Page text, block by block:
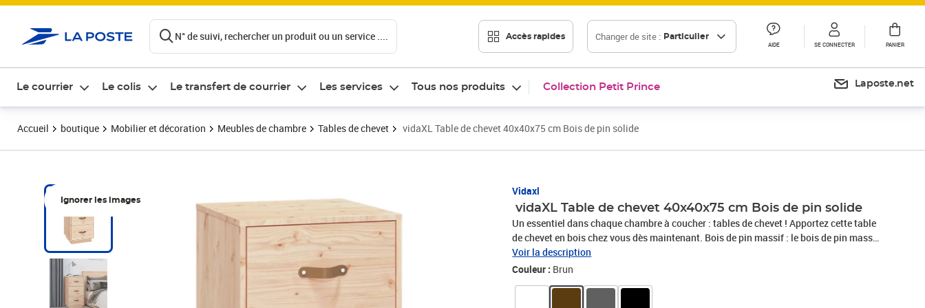
N° de suivi, rechercher un produit ou un service .... Accès rapides Changer de site : Particulier
AIDE SE CONNECTER PANIER
Le courrier Le colis Le transfert de courrier Les services Tous nos produits Collection Petit Prince Laposte.net
Accueil boutique Mobilier et décoration Meubles de chambre Tables de chevet vidaXL Table de chevet 40x40x75 cm Bois de pin solide
Ignorer les images
Vidaxl
vidaXL Table de chevet 40x40x75 cm Bois de pin solide
Un essentiel dans chaque chambre à coucher : tables de chevet ! Apportez cette table
de chevet en bois chez vous dès maintenant. Bois de pin massif : le bois de pin massif
est un matériau naturel magnifique. Le bois de pin a un grain droit et les nœuds
donnent au matériau son aspect caractéristique et rustique.Grand espace de
Voir la description
Couleur : Brun